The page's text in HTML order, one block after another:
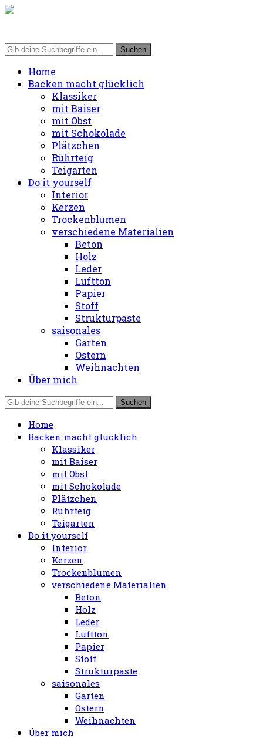
Home
Backen macht glücklich
Klassiker
mit Baiser
mit Obst
mit Schokolade
Plätzchen
Rührteig
Teigarten
Do it yourself
Interior
Kerzen
Trockenblumen
verschiedene Materialien
Beton
Holz
Leder
Luftton
Papier
Stoff
Strukturpaste
saisonales
Garten
Ostern
Weihnachten
Über mich
Home
Backen macht glücklich
Klassiker
mit Baiser
mit Obst
mit Schokolade
Plätzchen
Rührteig
Teigarten
Do it yourself
Interior
Kerzen
Trockenblumen
verschiedene Materialien
Beton
Holz
Leder
Luftton
Papier
Stoff
Strukturpaste
saisonales
Garten
Ostern
Weihnachten
Über mich